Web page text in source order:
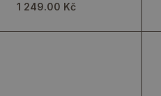
1 249.00 Kč